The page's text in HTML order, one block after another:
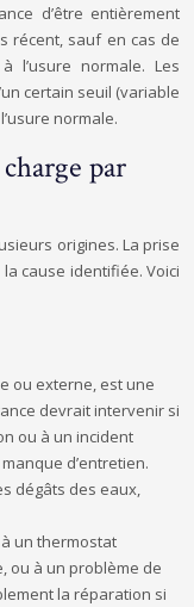
d’être entièrement
récent, sauf en cas de
l’usure normale. Les
certain seuil (variable
normale.
par
origines. La prise
cause identifiée. Voici
ou externe, est une
devrait intervenir si
ou à un incident
d’entretien.
dégâts des eaux,
un thermostat
ou à un problème de
la réparation si